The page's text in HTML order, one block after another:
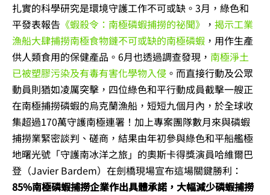
扎實的科學研究是環境守護工作不可或缺。3月，綠色和
平發表報告 《蝦殺令：南極磷蝦捕撈的祕聞》 ， 揭示工業
漁船大肆捕撈南極食物鏈不可或缺的南極磷蝦 ，用作生產
供人類食用的保健產品。6月也透過調查發現， 南極淨土
已被塑膠污染及有毒有害化學物入侵 。而直接行動及公眾
動員則猶如凌厲突擊，四位綠色和平行動成員截擊一艘正
在南極捕撈磷蝦的烏克蘭漁船，短短九個月內，於全球收
集超過170萬守護南極連署！加上專案團隊數月來與磷蝦
捕撈業緊密談判、磋商，結果由年初參與綠色和平船艦極
地曙光號「守護南冰洋之旅」的奧斯卡得獎演員哈維爾巴
登（Javier Bardem）在劍橋現場宣布這場關鍵勝利：
85%南極磷蝦捕撈企業作出具體承諾，大幅減少磷蝦捕撈